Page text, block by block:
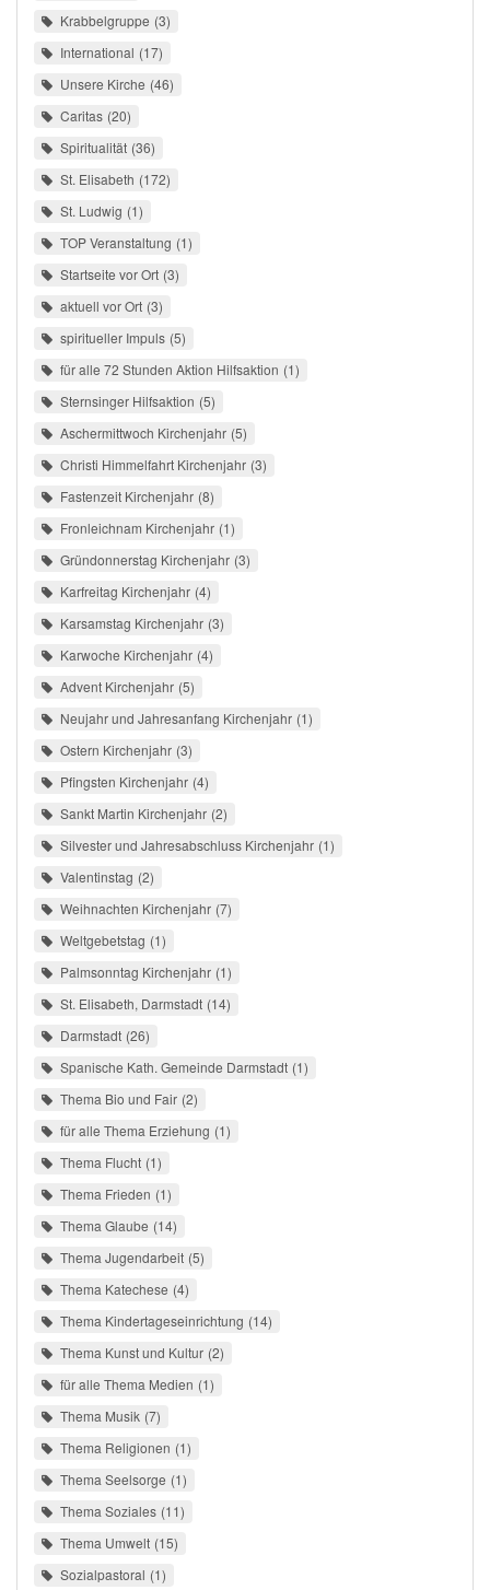
Krabbelgruppe 3
International 17
Unsere Kirche 46
Caritas 20
Spiritualität 36
St. Elisabeth 172
St. Ludwig 1
TOP Veranstaltung 1
Startseite vor Ort 3
aktuell vor Ort 3
spiritueller Impuls 5
für alle 72 Stunden Aktion Hilfsaktion 1
Sternsinger Hilfsaktion 5
Aschermittwoch Kirchenjahr 5
Christi Himmelfahrt Kirchenjahr 3
Fastenzeit Kirchenjahr 8
Fronleichnam Kirchenjahr 1
Gründonnerstag Kirchenjahr 3
Karfreitag Kirchenjahr 4
Karsamstag Kirchenjahr 3
Karwoche Kirchenjahr 4
Advent Kirchenjahr 5
Neujahr und Jahresanfang Kirchenjahr 1
Ostern Kirchenjahr 3
Pfingsten Kirchenjahr 4
Sankt Martin Kirchenjahr 2
Silvester und Jahresabschluss Kirchenjahr 1
Valentinstag 2
Weihnachten Kirchenjahr 7
Weltgebetstag 1
Palmsonntag Kirchenjahr 1
St. Elisabeth, Darmstadt 14
Darmstadt 26
Spanische Kath. Gemeinde Darmstadt 1
Thema Bio und Fair 2
für alle Thema Erziehung 1
Thema Flucht 1
Thema Frieden 1
Thema Glaube 14
Thema Jugendarbeit 5
Thema Katechese 4
Thema Kindertageseinrichtung 14
Thema Kunst und Kultur 2
für alle Thema Medien 1
Thema Musik 7
Thema Religionen 1
Thema Seelsorge 1
Thema Soziales 11
Thema Umwelt 15
Sozialpastoral 1